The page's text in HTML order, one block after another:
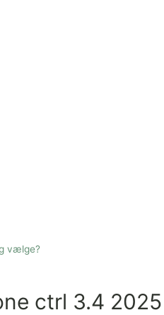
vælge?
ctrl 3.4 2025